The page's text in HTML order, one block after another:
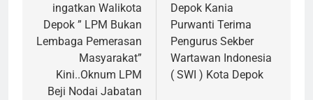
ingatkan Walikota
Depok ” LPM Bukan
Lembaga Pemerasan
Masyarakat”
Kini..Oknum LPM
Beji Nodai Jabatan
Depok Kania
Purwanti Terima
Pengurus Sekber
Wartawan Indonesia
( SWI ) Kota Depok